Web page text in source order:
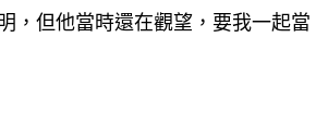
，但他當時還在觀望，要我一起當